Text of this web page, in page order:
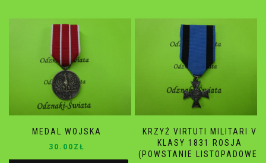
MEDAL WOJSKA
30.00ZŁ
KRZYŻ VIRTUTI MILITARI V
KLASY 1831 ROSJA
(POWSTANIE LISTOPADOWE)